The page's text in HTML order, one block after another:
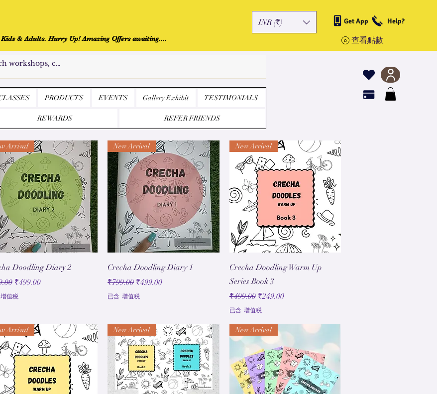
INR (₹) Get App Help?
查看點數
& Adults. Hurry Up! Amazing Offers awaiting....
PRODUCTS EVENTS Gallery Exhibit TESTIMONIALS
REWARDS REFER FRIENDS
快速瀏覽
Arrival
Doodling Diary 2
格促銷價格
₹499.00
值税
快速瀏覽
New Arrival
Crecha Doodling Diary 1
一般價格
₹799.00 促銷價格
₹499.00
已含 增值税
快速瀏覽
New Arrival
Crecha Doodling Warm Up
Series Book 3
一般價格
₹499.00 促銷價格
₹249.00
已含 增值税
Arrival New Arrival New Arrival